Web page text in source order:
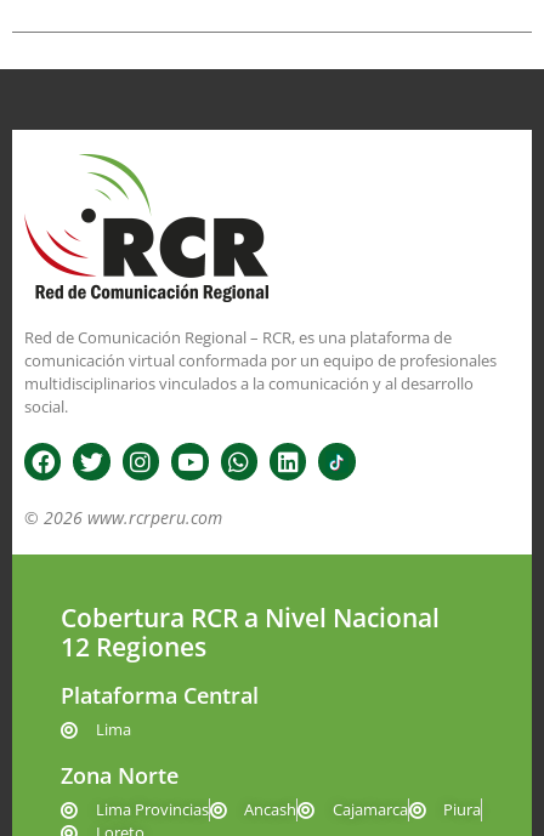
Red de Comunicación Regional – RCR, es una plataforma de
comunicación virtual conformada por un equipo de profesionales
multidisciplinarios vinculados a la comunicación y al desarrollo
social.
© 2026 www.rcrperu.com
Cobertura RCR a Nivel Nacional
12 Regiones
Plataforma Central
Lima
Zona Norte
Lima Provincias Ancash Cajamarca
Piura